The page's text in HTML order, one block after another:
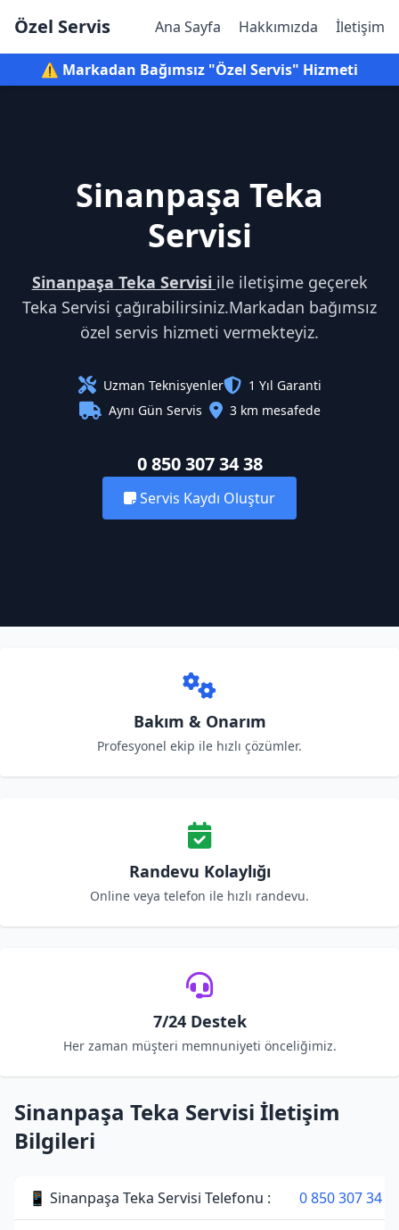
Özel Servis Ana Sayfa Hakkımızda İletişim
⚠️ Markadan Bağımsız "Özel Servis" Hizmeti
Sinanpaşa Teka
Servisi
Sinanpaşa Teka Servisi ile iletişime geçerek
Teka Servisi çağırabilirsiniz.Markadan bağımsız
özel servis hizmeti vermekteyiz.
Uzman Teknisyenler
1 Yıl Garanti
Aynı Gün Servis
3 km mesafede
0 850 307 34 38
Servis Kaydı Oluştur
Bakım & Onarım
Profesyonel ekip ile hızlı çözümler.
Randevu Kolaylığı
Online veya telefon ile hızlı randevu.
7/24 Destek
Her zaman müşteri memnuniyeti önceliğimiz.
Sinanpaşa Teka Servisi İletişim
Bilgileri
📱 Sinanpaşa Teka Servisi Telefonu : 0 850 307 34